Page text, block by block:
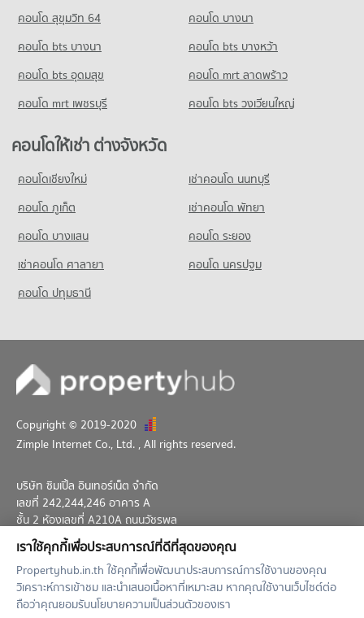
คอนโด สุขุมวิท 64
คอนโด บางนา
คอนโด bts บางนา
คอนโด bts บางหว้า
คอนโด bts อุดมสุข
คอนโด mrt ลาดพร้าว
คอนโด mrt เพชรบุรี
คอนโด bts วงเวียนใหญ่
คอนโดให้เช่า ต่างจังหวัด
คอนโดเชียงใหม่
เช่าคอนโด นนทบุรี
คอนโด ภูเก็ต
เช่าคอนโด พัทยา
คอนโด บางแสน
คอนโด ระยอง
เช่าคอนโด ศาลายา
คอนโด นครปฐม
คอนโด ปทุมธานี
Copyright © 2019-2020
Zimple Internet Co., Ltd. , All rights reserved.
บริษัท ซิมเปิ้ล อินเทอร์เน็ต จำกัด
เลขที่ 242,244,246 อาคาร A
ชั้น 2 ห้องเลขที่ A210A ถนนวัชรพล
แขวงท่าแร้ง เขตบางเขน กทม. 10230
02-026-3049
support@propertyhub.in.th
Term of Service
Privacy Policy Contact
เราใช้คุกกี้เพื่อประสบการณ์ที่ดีที่สุดของคุณ
Propertyhub.in.th ใช้คุกกี้เพื่อพัฒนาประสบการณ์การใช้งานของคุณ
วิเคราะห์การเข้าชม และนำเสนอเนื้อหาที่เหมาะสม หากคุณใช้งานเว็บไซต์ต่อ
ถือว่าคุณยอมรับนโยบายความเป็นส่วนตัวของเรา